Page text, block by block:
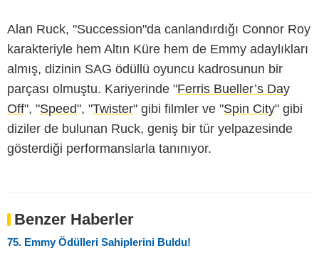
Alan Ruck, "Succession"da canlandırdığı Connor Roy
karakteriyle hem Altın Küre hem de Emmy adaylıkları
almış, dizinin SAG ödüllü oyuncu kadrosunun bir
parçası olmuştu. Kariyerinde "Ferris Bueller’s Day
Off", "Speed", "Twister" gibi filmler ve "Spin City" gibi
diziler de bulunan Ruck, geniş bir tür yelpazesinde
gösterdiği performanslarla tanınıyor.
Benzer Haberler
75. Emmy Ödülleri Sahiplerini Buldu!